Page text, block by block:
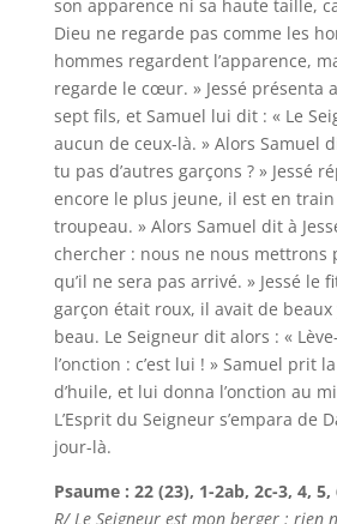
son apparence ni sa haute taille,
Dieu ne regarde pas comme les
hommes regardent l’apparence,
regarde le cœur. » Jessé présenta
sept fils, et Samuel lui dit : « Le
aucun de ceux-là. » Alors Samuel
tu pas d’autres garçons ? » Jessé
encore le plus jeune, il est en
troupeau. » Alors Samuel dit à
chercher : nous ne nous mettrons
qu’il ne sera pas arrivé. » Jessé le
garçon était roux, il avait de
beau. Le Seigneur dit alors : «
l’onction : c’est lui ! » Samuel prit
d’huile, et lui donna l’onction au
L’Esprit du Seigneur s’empara de
jour-là.
Psaume : 22 (23), 1-2ab, 2c-3, 4, 5,
R/ Le Seigneur est mon berger : rien